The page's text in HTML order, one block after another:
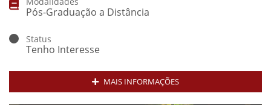
Pós-Graduação a Distância
Status
Tenho Interesse
MAIS INFORMAÇÕES